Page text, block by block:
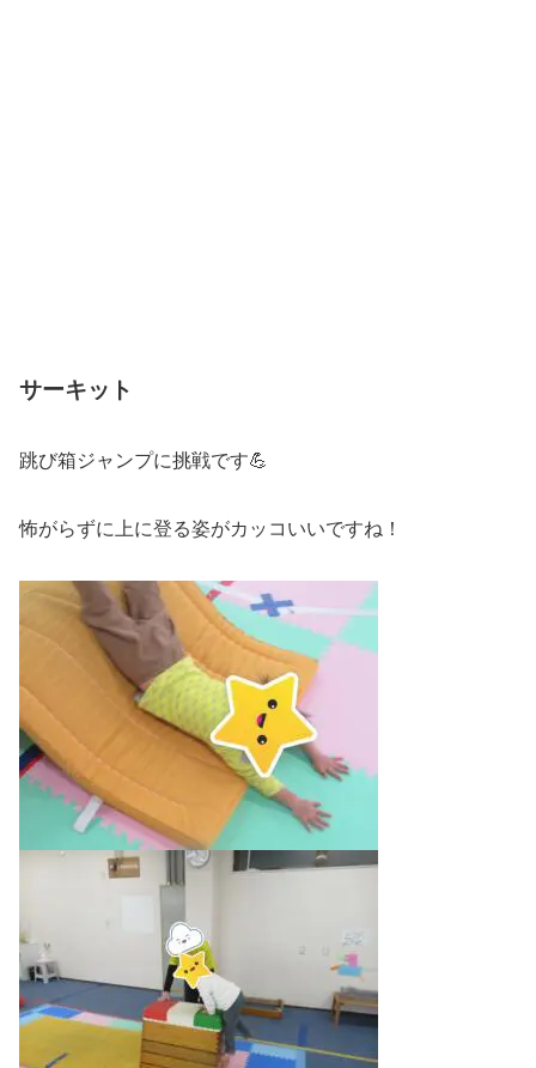
サーキット
跳び箱ジャンプに挑戦です💪
怖がらずに上に登る姿がカッコいいですね！